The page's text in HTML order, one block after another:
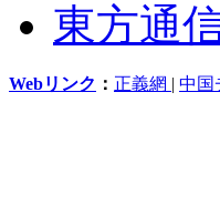
東方通
Webリンク ： 正義網 | 中国